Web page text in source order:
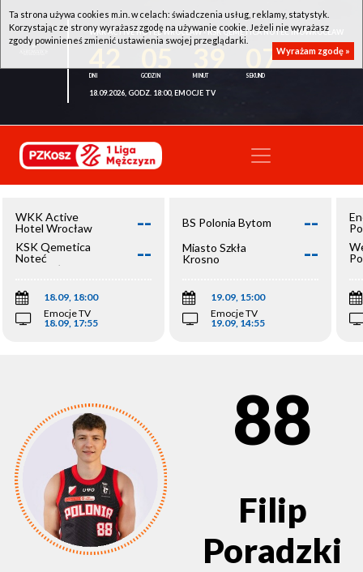
WKK ACTIVE HOTEL WROCŁAW - KSK QEMETICA NOTEĆ INOWROCŁAW
07
18.09.2026, GODZ. 18:00, EMOCJE TV
WKK Active
Hotel Wrocław
--
KSK Qemetica
Noteć
Inowrocław
--
18.09, 18:00
Emocje TV
18.09, 17:55
BS Polonia Bytom --
Miasto Szkła
Krosno
--
19.09, 15:00
Emocje TV
19.09, 14:55
88
Filip
Poradzki
Ta strona używa cookies m.in. w celach: świadczenia usług, reklamy, statystyk.
Korzystając ze strony wyrażasz zgodę na używanie cookie. Jeżeli nie wyrażasz
zgody powinieneś zmienić ustawienia swojej przeglądarki.
Wyrażam zgodę »